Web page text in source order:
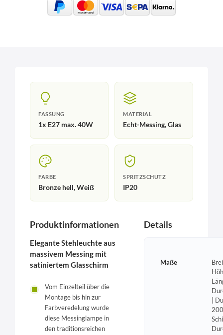
FASSUNG
1x E27 max. 40W
MATERIAL
Echt-Messing, Glas
FARBE
Bronze hell, Weiß
SPRITZSCHUTZ
IP20
Produktinformationen
Elegante Stehleuchte aus
massivem Messing mit
satiniertem Glasschirm
Vom Einzelteil über die
Montage bis hin zur
Farbveredelung wurde
diese Messinglampe in
den traditionsreichen
Details
Maße
|